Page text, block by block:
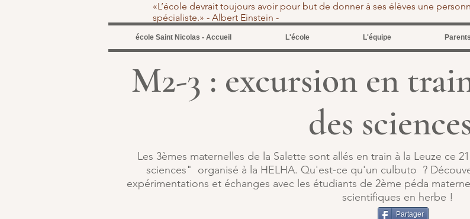
«L’école devrait toujours avoir pour but de donner à ses élèves une
spécialiste.» - Albert Einstein -
école Saint Nicolas - Accueil L'école L'équipe Parents
M2-3 : excursion en
des
Les 3èmes maternelles de la Salette sont allés en train à la Leuze ce
sciences" organisé à la HELHA. Qu'est-ce qu'un culbuto ?
expérimentations et échanges avec les étudiants de 2ème péda
scientifiques en herbe !
Partager